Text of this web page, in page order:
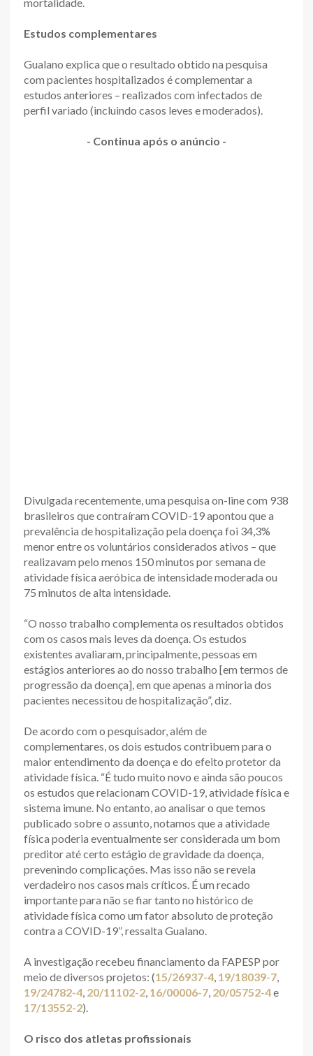
Estudos complementares
Gualano explica que o resultado obtido na pesquisa
com pacientes hospitalizados é complementar a
estudos anteriores – realizados com infectados de
perfil variado (incluindo casos leves e moderados).
- Continua após o anúncio -
Divulgada recentemente, uma pesquisa on-line com 938
brasileiros que contraíram COVID-19 apontou que a
prevalência de hospitalização pela doença foi 34,3%
menor entre os voluntários considerados ativos – que
realizavam pelo menos 150 minutos por semana de
atividade física aeróbica de intensidade moderada ou
75 minutos de alta intensidade.
“O nosso trabalho complementa os resultados obtidos
com os casos mais leves da doença. Os estudos
existentes avaliaram, principalmente, pessoas em
estágios anteriores ao do nosso trabalho [em termos de
progressão da doença], em que apenas a minoria dos
pacientes necessitou de hospitalização”, diz.
De acordo com o pesquisador, além de
complementares, os dois estudos contribuem para o
maior entendimento da doença e do efeito protetor da
atividade física. “É tudo muito novo e ainda são poucos
os estudos que relacionam COVID-19, atividade física e
sistema imune. No entanto, ao analisar o que temos
publicado sobre o assunto, notamos que a atividade
física poderia eventualmente ser considerada um bom
preditor até certo estágio de gravidade da doença,
prevenindo complicações. Mas isso não se revela
verdadeiro nos casos mais críticos. É um recado
importante para não se fiar tanto no histórico de
atividade física como um fator absoluto de proteção
contra a COVID-19”, ressalta Gualano.
A investigação recebeu financiamento da FAPESP por
meio de diversos projetos: (15/26937-4 19/18039-7
19/24782-4 20/11102-2 16/00006-7 20/05752-4e
17/13552-2).
O risco dos atletas profissionais